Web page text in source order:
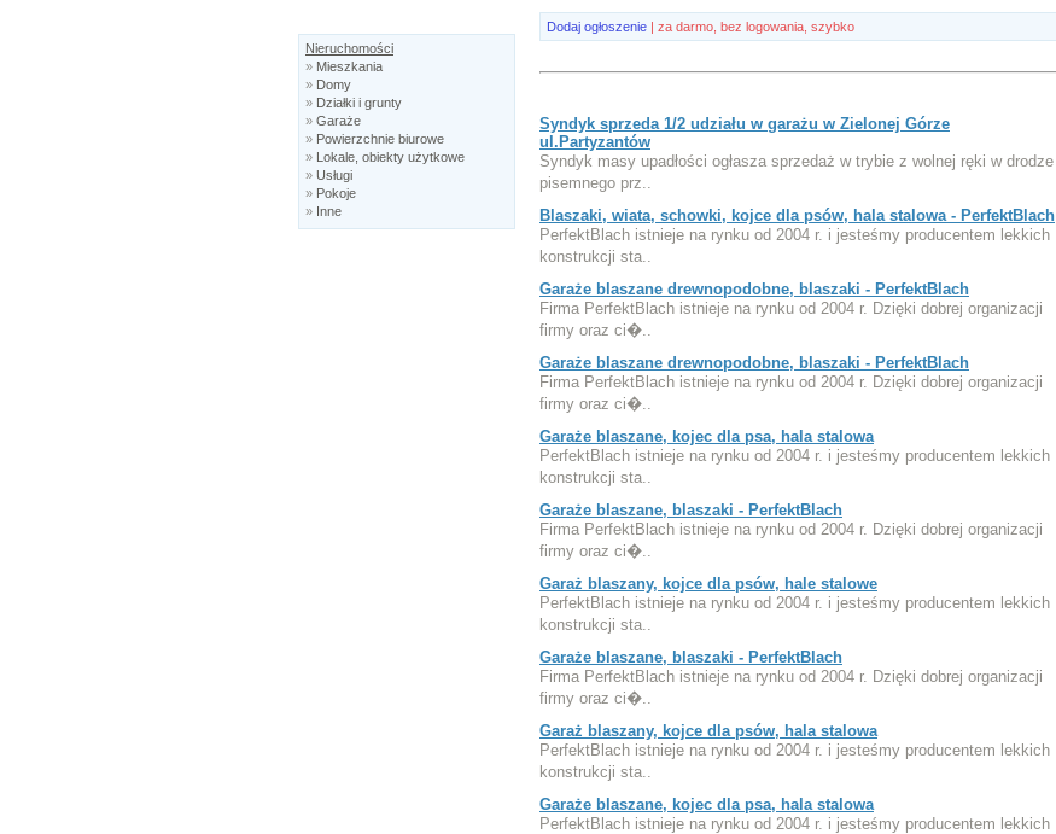
Nieruchomości
» Mieszkania
» Domy
» Działki i grunty
» Garaże
» Powierzchnie biurowe
» Lokale, obiekty użytkowe
» Usługi
» Pokoje
» Inne
Dodaj ogłoszenie | za darmo, bez logowania, szybko
Syndyk sprzeda 1/2 udziału w garażu w Zielonej Górze
ul.Partyzantów
Syndyk masy upadłości ogłasza sprzedaż w trybie z wolnej ręki w drodze
pisemnego prz..
Blaszaki, wiata, schowki, kojce dla psów, hala stalowa - PerfektBlach
PerfektBlach istnieje na rynku od 2004 r. i jesteśmy producentem lekkich
konstrukcji sta..
Garaże blaszane drewnopodobne, blaszaki - PerfektBlach
Firma PerfektBlach istnieje na rynku od 2004 r. Dzięki dobrej organizacji
firmy oraz ci�..
Garaże blaszane drewnopodobne, blaszaki - PerfektBlach
Firma PerfektBlach istnieje na rynku od 2004 r. Dzięki dobrej organizacji
firmy oraz ci�..
Garaże blaszane, kojec dla psa, hala stalowa
PerfektBlach istnieje na rynku od 2004 r. i jesteśmy producentem lekkich
konstrukcji sta..
Garaże blaszane, blaszaki - PerfektBlach
Firma PerfektBlach istnieje na rynku od 2004 r. Dzięki dobrej organizacji
firmy oraz ci�..
Garaż blaszany, kojce dla psów, hale stalowe
PerfektBlach istnieje na rynku od 2004 r. i jesteśmy producentem lekkich
konstrukcji sta..
Garaże blaszane, blaszaki - PerfektBlach
Firma PerfektBlach istnieje na rynku od 2004 r. Dzięki dobrej organizacji
firmy oraz ci�..
Garaż blaszany, kojce dla psów, hala stalowa
PerfektBlach istnieje na rynku od 2004 r. i jesteśmy producentem lekkich
konstrukcji sta..
Garaże blaszane, kojec dla psa, hala stalowa
PerfektBlach istnieje na rynku od 2004 r. i jesteśmy producentem lekkich